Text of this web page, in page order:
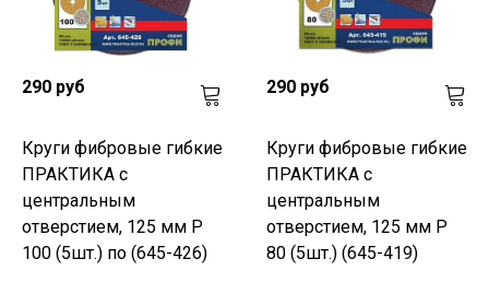
290 руб
Круги фибровые гибкие
ПРАКТИКА с
центральным
отверстием, 125 мм P
100 (5шт.) по (645-426)
290 руб
Круги фибровые гибкие
ПРАКТИКА с
центральным
отверстием, 125 мм P
80 (5шт.) (645-419)